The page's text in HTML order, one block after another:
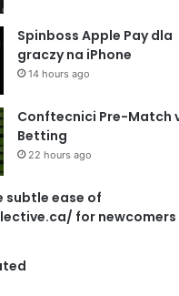
Spinboss Apple Pay dla
graczy na iPhone
14 hours ago
Conftecnici Pre-Match
Betting
22 hours ago
subtle ease of
for newcomers